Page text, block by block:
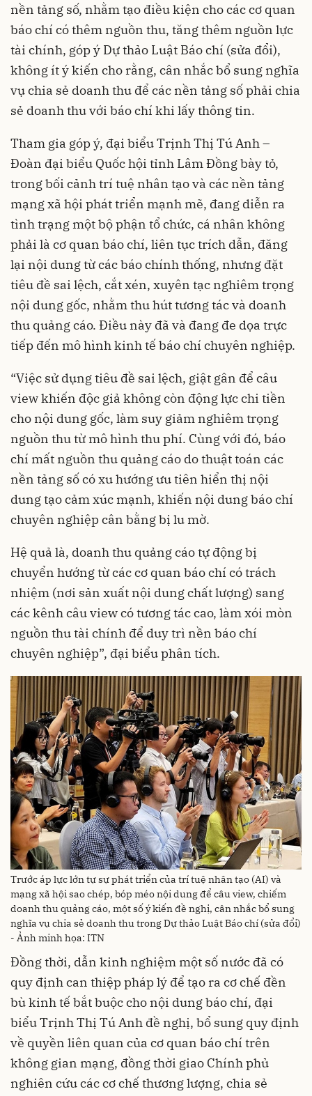
nền tảng số, nhằm tạo điều kiện cho các cơ quan
báo chí có thêm nguồn thu, tăng thêm nguồn lực
tài chính, góp ý Dự thảo Luật Báo chí (sửa đổi),
không ít ý kiến cho rằng, cân nhắc bổ sung nghĩa
vụ chia sẻ doanh thu để các nền tảng số phải chia
sẻ doanh thu với báo chí khi lấy thông tin.
Tham gia góp ý, đại biểu Trịnh Thị Tú Anh –
Đoàn đại biểu Quốc hội tỉnh Lâm Đồng bày tỏ,
trong bối cảnh trí tuệ nhân tạo và các nền tảng
mạng xã hội phát triển mạnh mẽ, đang diễn ra
tình trạng một bộ phận tổ chức, cá nhân không
phải là cơ quan báo chí, liên tục trích dẫn, đăng
lại nội dung từ các báo chính thống, nhưng đặt
tiêu đề sai lệch, cắt xén, xuyên tạc nghiêm trọng
nội dung gốc, nhằm thu hút tương tác và doanh
thu quảng cáo. Điều này đã và đang đe dọa trực
tiếp đến mô hình kinh tế báo chí chuyên nghiệp.
“Việc sử dụng tiêu đề sai lệch, giật gân để câu
view khiến độc giả không còn động lực chi tiền
cho nội dung gốc, làm suy giảm nghiêm trọng
nguồn thu từ mô hình thu phí. Cùng với đó, báo
chí mất nguồn thu quảng cáo do thuật toán các
nền tảng số có xu hướng ưu tiên hiển thị nội
dung tạo cảm xúc mạnh, khiến nội dung báo chí
chuyên nghiệp cân bằng bị lu mờ.
Hệ quả là, doanh thu quảng cáo tự động bị
chuyển hướng từ các cơ quan báo chí có trách
nhiệm (nơi sản xuất nội dung chất lượng) sang
các kênh câu view có tương tác cao, làm xói mòn
nguồn thu tài chính để duy trì nền báo chí
chuyên nghiệp”, đại biểu phân tích.
Trước áp lực lớn tự sự phát triển của trí tuệ nhân tạo (AI) và
mạng xã hội sao chép, bóp méo nội dung để câu view, chiếm
doanh thu quảng cáo, một số ý kiến đề nghị, cân nhắc bổ sung
nghĩa vụ chia sẻ doanh thu trong Dự thảo Luật Báo chí (sửa đổi)
- Ảnh minh họa: ITN
Đồng thời, dẫn kinh nghiệm một số nước đã có
quy định can thiệp pháp lý để tạo ra cơ chế đền
bù kinh tế bắt buộc cho nội dung báo chí, đại
biểu Trịnh Thị Tú Anh đề nghị, bổ sung quy định
về quyền liên quan của cơ quan báo chí trên
không gian mạng, đồng thời giao Chính phủ
nghiên cứu các cơ chế thương lượng, chia sẻ